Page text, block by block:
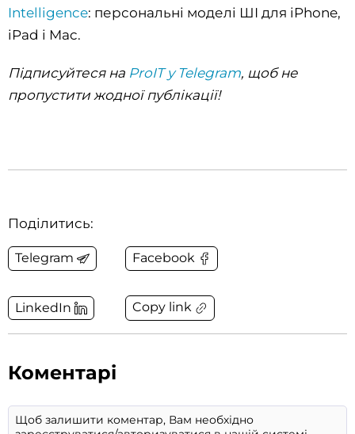
Intelligence: персональні моделі ШІ для iPhone,
iPad і Mac.
Підписуйтеся на ProIT у Telegram, щоб не
пропустити жодної публікації!
Поділитись:
Telegram Facebook
LinkedIn Copy link
Коментарі